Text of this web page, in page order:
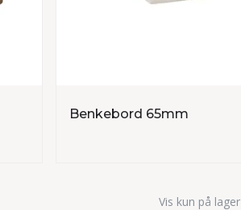
Benkebord 65mm
Vis kun på lager